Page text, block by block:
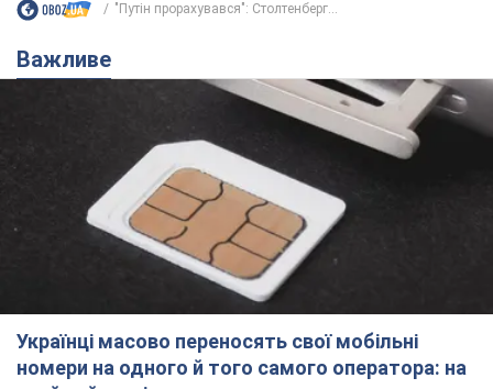
"Путін прорахувався": Столтенберг...
Важливе
Українці масово переносять свої мобільні
номери на одного й того самого оператора: на